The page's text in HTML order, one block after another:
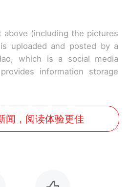
above (including the pictures
uploaded and posted by a
which is a social media
information storage
闻，阅读体验更佳